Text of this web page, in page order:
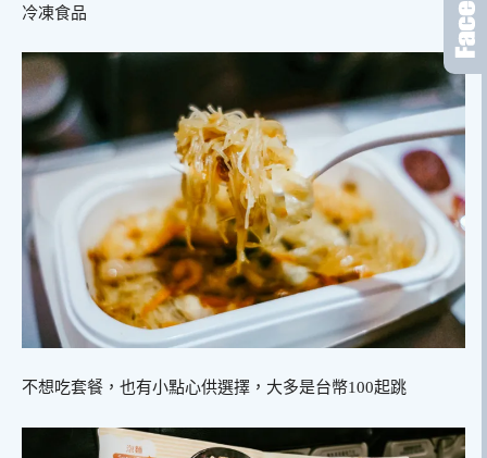
冷凍食品
不想吃套餐，也有小點心供選擇，大多是台幣100起跳